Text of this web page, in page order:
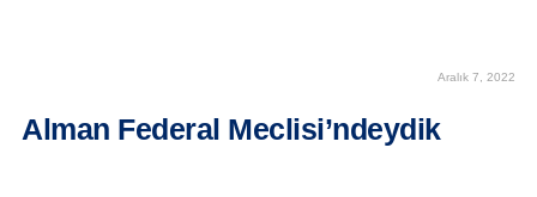
Aralık 7, 2022
Alman Federal Meclisi’ndeydik